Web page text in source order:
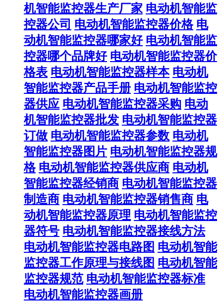
机智能监控器生产厂家 电动机智能监
控器公司 电动机智能监控器价格 电
动机智能监控器哪家好 电动机智能监
控器哪个品牌好 电动机智能监控器价
格表 电动机智能监控器样本 电动机
智能监控器产品手册 电动机智能监控
器供应 电动机智能监控器采购 电动
机智能监控器批发 电动机智能监控器
订做 电动机智能监控器参数 电动机
智能监控器图片 电动机智能监控器规
格 电动机智能监控器供应商 电动机
智能监控器经销商 电动机智能监控器
制造商 电动机智能监控器销售商 电
动机智能监控器原理 电动机智能监控
器符号 电动机智能监控器接线方法
电动机智能监控器电路图 电动机智能
监控器工作原理与接线图 电动机智能
监控器规范 电动机智能监控器标准
电动机智能监控器画册